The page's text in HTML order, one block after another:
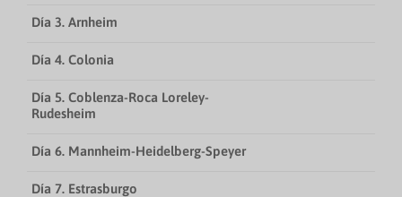
Día 3. Arnheim
Día 4. Colonia
Día 5. Coblenza-Roca Loreley-
Rudesheim
Día 6. Mannheim-Heidelberg-Speyer
Día 7. Estrasburgo